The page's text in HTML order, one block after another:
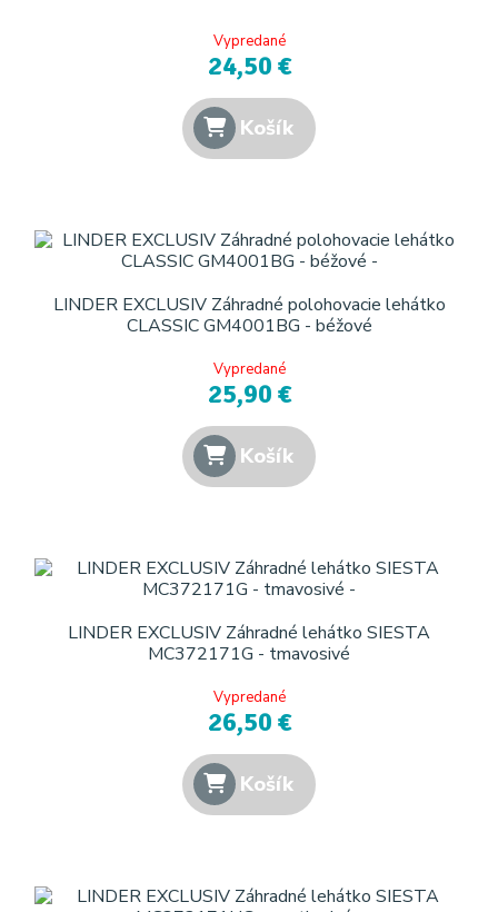
Vypredané
24,50 €
Košík
LINDER EXCLUSIV Záhradné polohovacie lehátko
CLASSIC GM4001BG - béžové
Vypredané
25,90 €
Košík
LINDER EXCLUSIV Záhradné lehátko SIESTA
MC372171G - tmavosivé
Vypredané
26,50 €
Košík